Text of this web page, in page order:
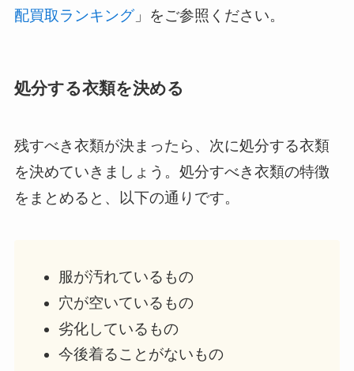
配買取ランキング」をご参照ください。
処分する衣類を決める
残すべき衣類が決まったら、次に処分する衣類
を決めていきましょう。処分すべき衣類の特徴
をまとめると、以下の通りです。
服が汚れているもの
穴が空いているもの
劣化しているもの
今後着ることがないもの